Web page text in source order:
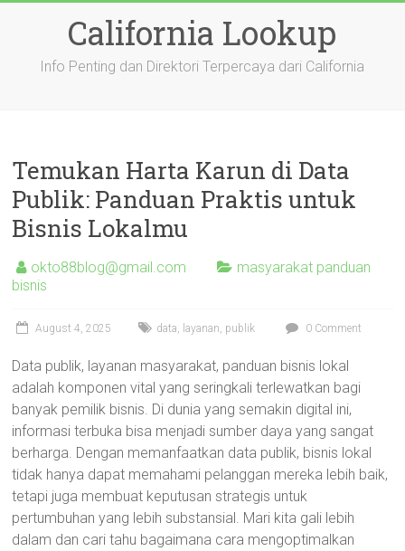
California Lookup
Info Penting dan Direktori Terpercaya dari California
Temukan Harta Karun di Data
Publik: Panduan Praktis untuk
Bisnis Lokalmu
okto88blog@gmail.com
masyarakat panduan
bisnis
August 4, 2025 data, layanan, publik 0 Comment
Data publik, layanan masyarakat, panduan bisnis lokal
adalah komponen vital yang seringkali terlewatkan bagi
banyak pemilik bisnis. Di dunia yang semakin digital ini,
informasi terbuka bisa menjadi sumber daya yang sangat
berharga. Dengan memanfaatkan data publik, bisnis lokal
tidak hanya dapat memahami pelanggan mereka lebih baik,
tetapi juga membuat keputusan strategis untuk
pertumbuhan yang lebih substansial. Mari kita gali lebih
dalam dan cari tahu bagaimana cara mengoptimalkan